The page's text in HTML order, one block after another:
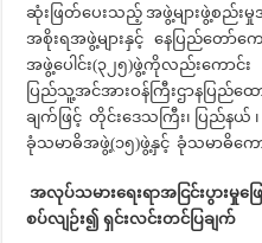
ဆုံးဖြတ်ပေးသည့် အဖွဲ့များဖွဲ့စည်းမှု
အစိုးရအဖွဲ့များနှင့် နေပြည်တော်
အဖွဲ့ပေါင်း(၃၂၅)ဖွဲ့ကိုလည်းကောင်
ပြည်သူ့အင်အားဝန်ကြီးဌာနပြ
ချက်ဖြင့် တိုင်းဒေသကြီး၊ ပြည်နယ်
ခုံသမာဓိအဖွဲ့(၁၅)ဖွဲ့နှင့် ခုံသမာဓိကေ
အလုပ်သမားရေးရာအငြင်းပွားမှုဖြေ
စပ်လျဉ်း၍ ရှင်းလင်းတင်ပြချက်